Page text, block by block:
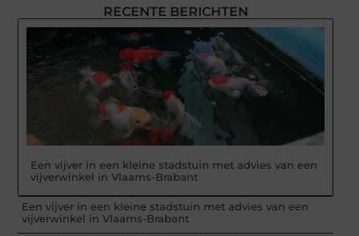
RECENTE BERICHTEN
Een vijver in een kleine stadstuin met advies van een
vijverwinkel in Vlaams-Brabant
Een vijver in een kleine stadstuin met advies van een
vijverwinkel in Vlaams-Brabant